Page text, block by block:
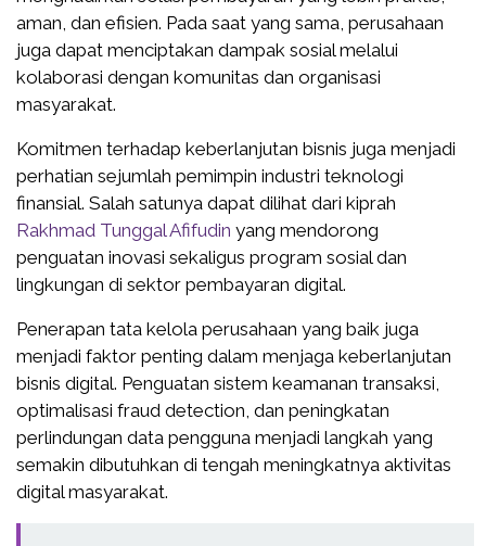
aman, dan efisien. Pada saat yang sama, perusahaan
juga dapat menciptakan dampak sosial melalui
kolaborasi dengan komunitas dan organisasi
masyarakat.
Komitmen terhadap keberlanjutan bisnis juga menjadi
perhatian sejumlah pemimpin industri teknologi
finansial. Salah satunya dapat dilihat dari kiprah
Rakhmad Tunggal Afifudin yang mendorong
penguatan inovasi sekaligus program sosial dan
lingkungan di sektor pembayaran digital.
Penerapan tata kelola perusahaan yang baik juga
menjadi faktor penting dalam menjaga keberlanjutan
bisnis digital. Penguatan sistem keamanan transaksi,
optimalisasi fraud detection, dan peningkatan
perlindungan data pengguna menjadi langkah yang
semakin dibutuhkan di tengah meningkatnya aktivitas
digital masyarakat.